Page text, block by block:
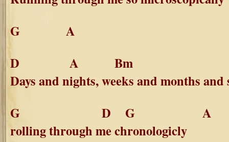
G A
D A Bm
Days and nights, weeks and months and
G D G A
rolling through me chronologicly